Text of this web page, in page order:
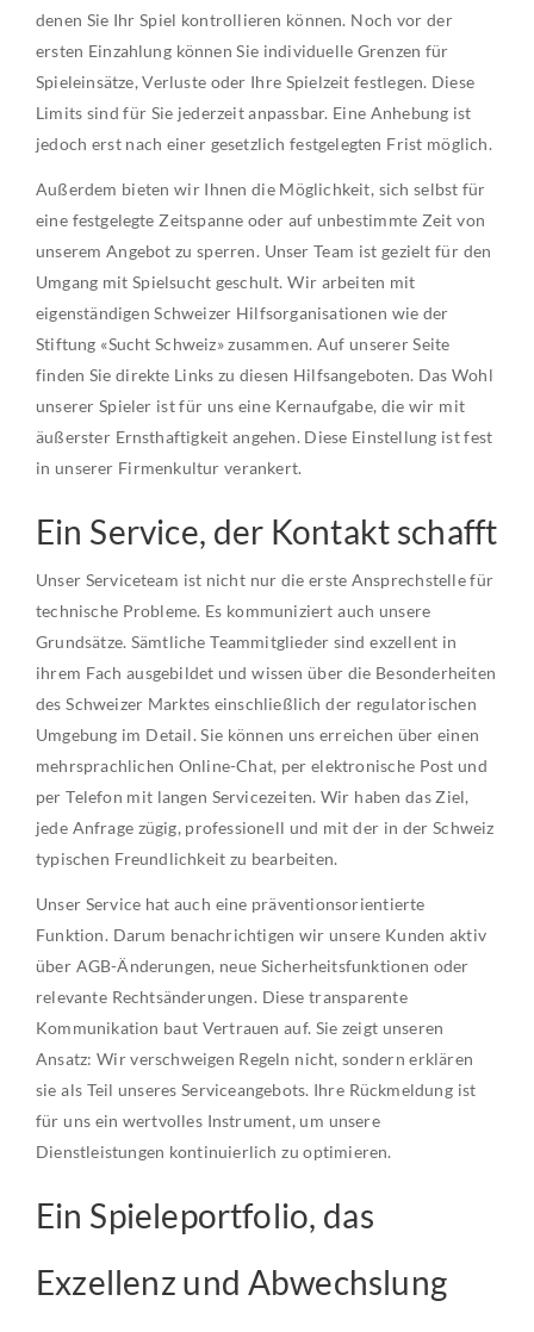
denen Sie Ihr Spiel kontrollieren können. Noch vor der
ersten Einzahlung können Sie individuelle Grenzen für
Spieleinsätze, Verluste oder Ihre Spielzeit festlegen. Diese
Limits sind für Sie jederzeit anpassbar. Eine Anhebung ist
jedoch erst nach einer gesetzlich festgelegten Frist möglich.
Außerdem bieten wir Ihnen die Möglichkeit, sich selbst für
eine festgelegte Zeitspanne oder auf unbestimmte Zeit von
unserem Angebot zu sperren. Unser Team ist gezielt für den
Umgang mit Spielsucht geschult. Wir arbeiten mit
eigenständigen Schweizer Hilfsorganisationen wie der
Stiftung «Sucht Schweiz» zusammen. Auf unserer Seite
finden Sie direkte Links zu diesen Hilfsangeboten. Das Wohl
unserer Spieler ist für uns eine Kernaufgabe, die wir mit
äußerster Ernsthaftigkeit angehen. Diese Einstellung ist fest
in unserer Firmenkultur verankert.
Ein Service, der Kontakt schafft
Unser Serviceteam ist nicht nur die erste Ansprechstelle für
technische Probleme. Es kommuniziert auch unsere
Grundsätze. Sämtliche Teammitglieder sind exzellent in
ihrem Fach ausgebildet und wissen über die Besonderheiten
des Schweizer Marktes einschließlich der regulatorischen
Umgebung im Detail. Sie können uns erreichen über einen
mehrsprachlichen Online-Chat, per elektronische Post und
per Telefon mit langen Servicezeiten. Wir haben das Ziel,
jede Anfrage zügig, professionell und mit der in der Schweiz
typischen Freundlichkeit zu bearbeiten.
Unser Service hat auch eine präventionsorientierte
Funktion. Darum benachrichtigen wir unsere Kunden aktiv
über AGB-Änderungen, neue Sicherheitsfunktionen oder
relevante Rechtsänderungen. Diese transparente
Kommunikation baut Vertrauen auf. Sie zeigt unseren
Ansatz: Wir verschweigen Regeln nicht, sondern erklären
sie als Teil unseres Serviceangebots. Ihre Rückmeldung ist
für uns ein wertvolles Instrument, um unsere
Dienstleistungen kontinuierlich zu optimieren.
Ein Spieleportfolio, das
Exzellenz und Abwechslung